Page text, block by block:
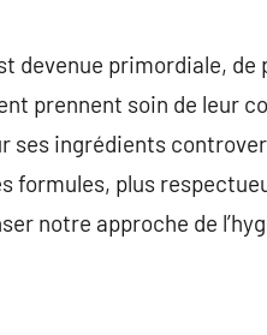
devenue primordiale, de
prennent soin de leur
ses ingrédients
formules, plus
notre approche de